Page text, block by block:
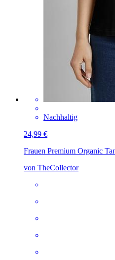
Nachhaltig
24,99 €
Frauen Premium Organic
von TheCollector